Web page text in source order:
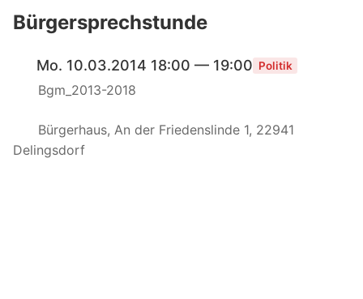
Bürgersprechstunde
Mo. 10.03.2014 18:00 — 19:00 Politik
Bgm_2013-2018
Bürgerhaus, An der Friedenslinde 1, 22941
Delingsdorf